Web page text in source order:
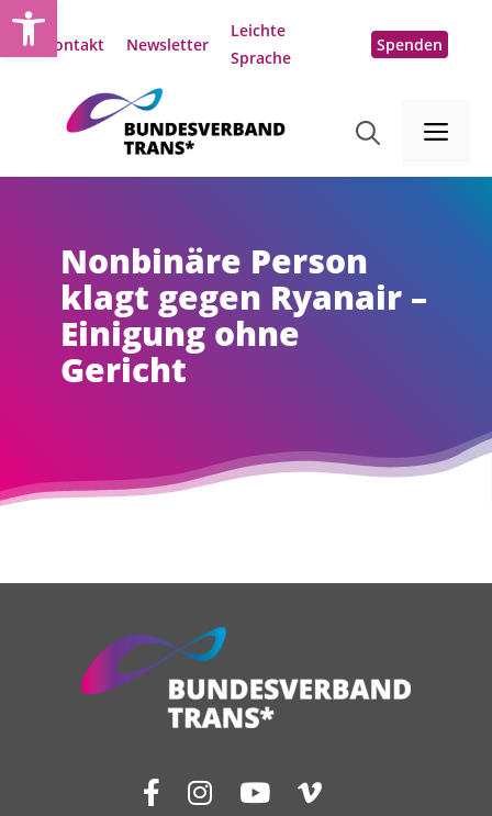
Zum
Inhalt
Kontakt Newsletter
Leichte
Sprache
Spenden
Nonbinäre Person
klagt gegen Ryanair –
Einigung ohne
Gericht